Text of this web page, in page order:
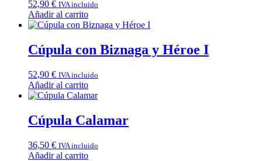
52,90 € IVA incluido
Añadir al carrito
Cúpula con Biznaga y Héroe I
52,90 € IVA incluido
Añadir al carrito
Cúpula Calamar
36,50 € IVA incluido
Añadir al carrito